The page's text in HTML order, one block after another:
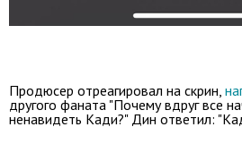
Продюсер отреагировал на скрин,
другого фаната "Почему вдруг все
ненавидеть Кади?" Дин ответил: